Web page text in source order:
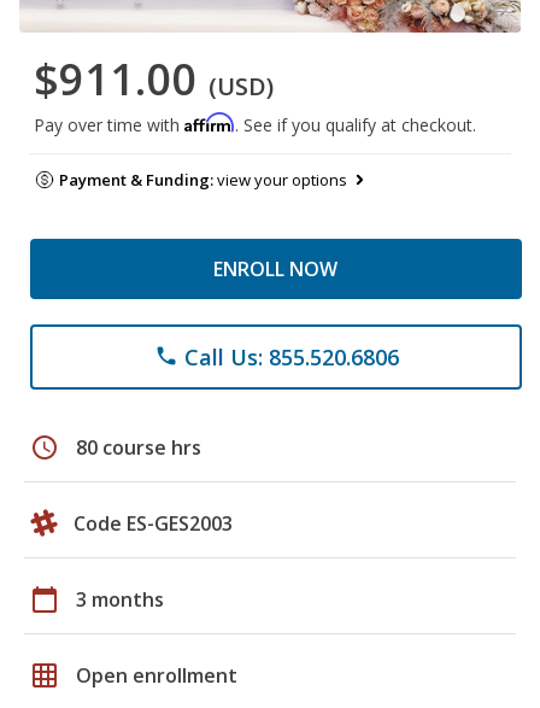
$911.00 (USD)
Pay over time with Affirm. See if you qualify at checkout.
Payment & Funding:view your options
ENROLL NOW
phone Call Us: 855.520.6806
schedule 80 course hrs
Code ES-GES2003
calendar_today 3 months
grid_on Open enrollment